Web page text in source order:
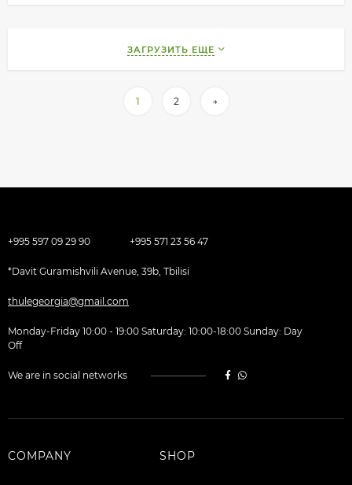
ЗАГРУЗИТЬ ЕЩЕ
1 2 →
+995 597 09 29 90 +995 571 23 56 47
*Davit Guramishvili Avenue, 39b, Tbilisi
thulegeorgia@gmail.com
Monday-Friday 10:00 - 19:00 Saturday: 10:00-18:00 Sunday: Day
Off
We are in social networks
COMPANY SHOP